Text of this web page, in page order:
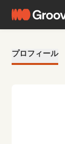
プロフィール